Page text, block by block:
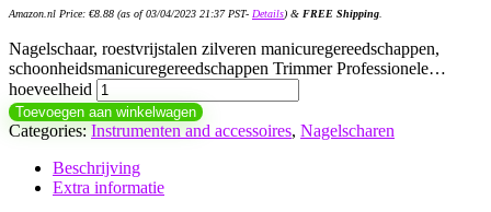
Amazon.nl Price: €8.88 (as of 03/04/2023 21:37 PST- Details) & FREE Shipping
Nagelschaar, roestvrijstalen zilveren manicuregereedschappen,
schoonheidsmanicuregereedschappen Trimmer Professionele…
hoeveelheid
Toevoegen aan winkelwagen
Categories: Instrumenten and accessoires, Nagelscharen
Beschrijving
Extra informatie